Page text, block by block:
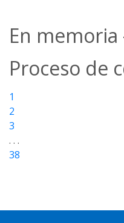
En memoria
Proceso de
1
2
3
. . .
38